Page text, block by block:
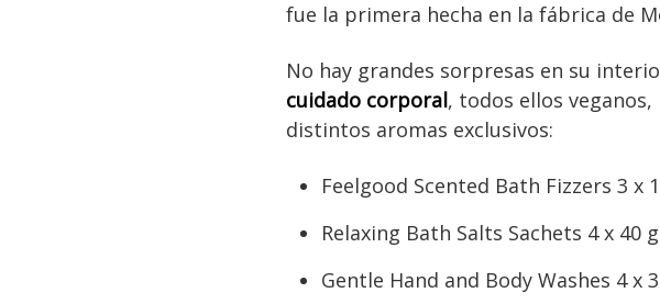
fue la primera hecha en la fábrica de
No hay grandes sorpresas en su
cuidado corporal, todos ellos
distintos aromas exclusivos:
Feelgood Scented Bath Fizzers 3 x
Relaxing Bath Salts Sachets 4 x 40
Gentle Hand and Body Washes 4 x